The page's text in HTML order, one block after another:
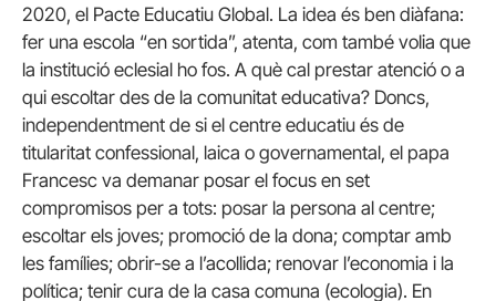
2020, el Pacte Educatiu Global. La idea és ben diàfana:
fer una escola “en sortida”, atenta, com també volia que
la institució eclesial ho fos. A què cal prestar atenció o a
qui escoltar des de la comunitat educativa? Doncs,
independentment de si el centre educatiu és de
titularitat confessional, laica o governamental, el papa
Francesc va demanar posar el focus en set
compromisos per a tots: posar la persona al centre;
escoltar els joves; promoció de la dona; comptar amb
les famílies; obrir-se a l’acollida; renovar l’economia i la
política; tenir cura de la casa comuna (ecologia). En